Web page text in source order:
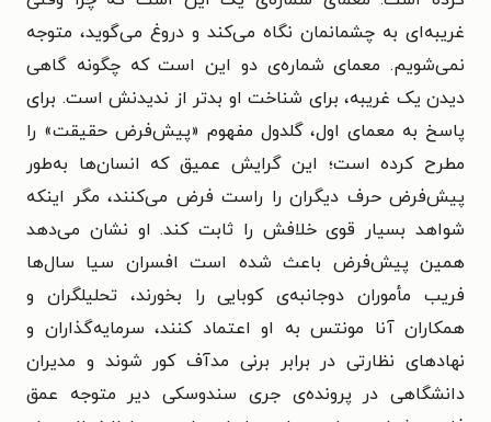
غریبه‌ای به چشمانمان نگاه می‌کند و دروغ می‌گوید، متوجه
نمی‌شویم. معمای شماره‌ی دو این است که چگونه گاهی
دیدن یک غریبه، برای شناخت او بدتر از ندیدنش است. برای
پاسخ به معمای اول، گلدول مفهوم «پیش‌فرض حقیقت» را
مطرح کرده است؛ این گرایش عمیق که انسان‌ها به‌طور
پیش‌فرض حرف دیگران را راست فرض می‌کنند، مگر اینکه
شواهد بسیار قوی خلافش را ثابت کند. او نشان می‌دهد
همین پیش‌فرض باعث شده است افسران سیا سال‌ها
فریب مأموران دوجانبه‌ی کوبایی را بخورند، تحلیلگران و
همکاران آنا مونتس به او اعتماد کنند، سرمایه‌گذاران و
نهادهای نظارتی در برابر برنی مدآف کور شوند و مدیران
دانشگاهی در پرونده‌ی جری سندوسکی دیر متوجه عمق